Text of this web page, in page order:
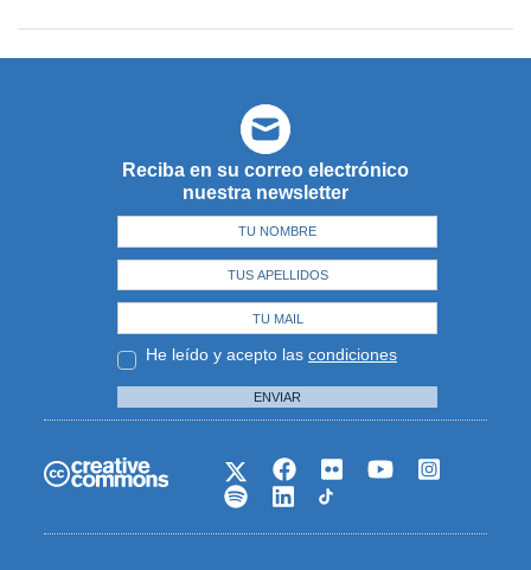
Reciba en su correo electrónico
nuestra newsletter
He leído y acepto las condiciones
ENVIAR